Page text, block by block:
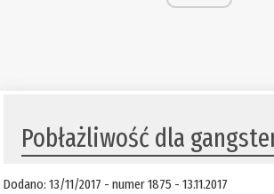
Pobłażliwość dla
Dodano: 13/11/2017 - numer 1875 - 13.11.2017